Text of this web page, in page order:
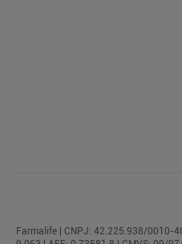
Farmalife | CNPJ: 42.225.938/0010-